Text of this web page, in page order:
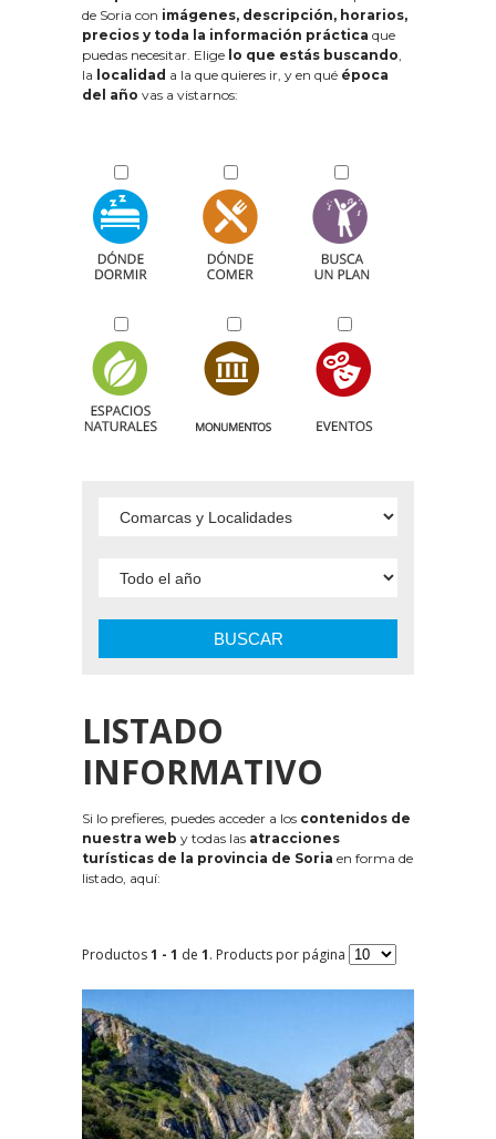
de Soria con imágenes, descripción, horarios,
precios y toda la información práctica que
puedas necesitar. Elige lo que estás buscando,
la localidad a la que quieres ir, y en qué época
del año vas a vistarnos:
BUSCAR
LISTADO
INFORMATIVO
Si lo prefieres, puedes acceder a los contenidos de
nuestra web y todas las atracciones
turísticas de la provincia de Soria en forma de
listado, aquí:
Productos1 - 1 de 1. Products por página